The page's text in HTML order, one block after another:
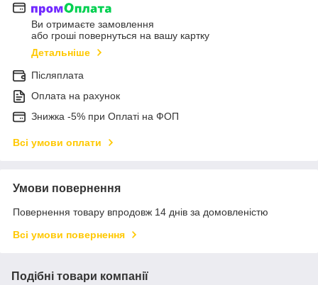
Ви отримаєте замовлення
або гроші повернуться на вашу картку
Детальніше
Післяплата
Оплата на рахунок
Знижка -5% при Оплаті на ФОП
Всі умови оплати
Умови повернення
Повернення товару впродовж 14 днів за домовленістю
Всі умови повернення
Подібні товари компанії